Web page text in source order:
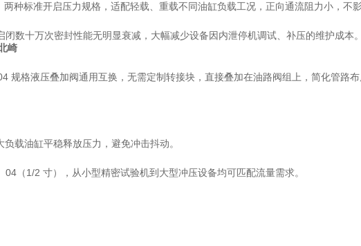
种标准开启压力规格，适配轻载、重载不同油缸负载工况，正向通流阻力小，不
数十万次密封性能无明显衰减，大幅减少设备因内泄停机调试、补压的维护成本。
崎
规格液压叠加阀通用互换，无需定制转接块，直接叠加在油路阀组上，简化管路布
载油缸平稳释放压力，避免冲击抖动。
（1/2 寸），从小型精密试验机到大型冲压设备均可匹配流量需求。